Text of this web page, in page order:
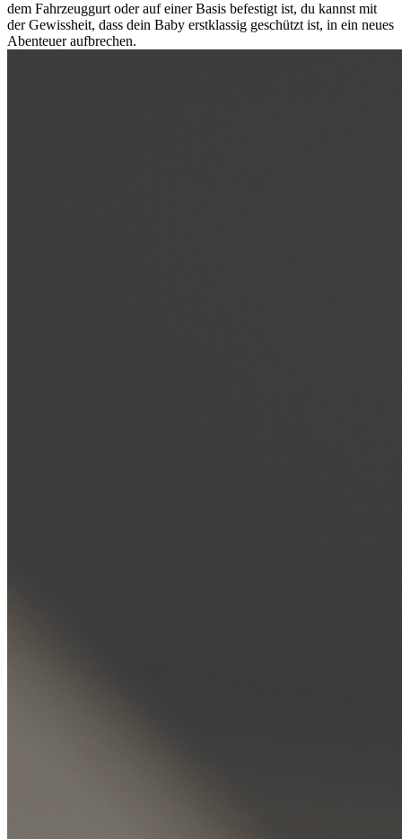
dem Fahrzeuggurt oder auf einer Basis befestigt ist, du kannst mit
der Gewissheit, dass dein Baby erstklassig geschützt ist, in ein neues
Abenteuer aufbrechen.